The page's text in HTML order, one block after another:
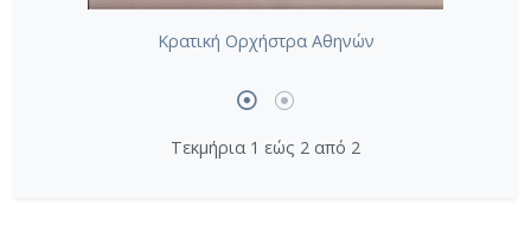
Κρατική Ορχήστρα Αθηνών
Τεκμήρια 1 εώς 2 από 2